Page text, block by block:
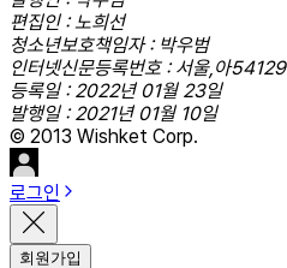
편집인 : 노희선
청소년보호책임자 : 박우범
인터넷신문등록번호 : 서울,아54129
등록일 : 2022년 01월 23일
발행일 : 2021년 01월 10일
© 2013 Wishket Corp.
로그인
회원가입